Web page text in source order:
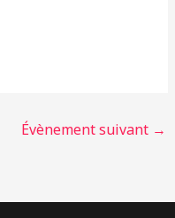
Évènement suivant →